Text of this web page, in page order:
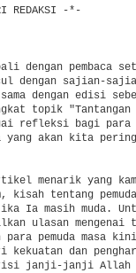
REDAKSI -*-
dengan pembaca
dengan sajian-
dengan edisi
topik "Tantangan
refleksi bagi para
yang akan kita
menarik yang
kisah tentang
Ia masih muda.
ulasan mengenai
para pemuda masa
kekuatan dan
janji-janji Allah